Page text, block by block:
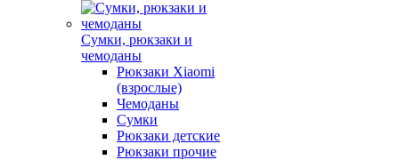
Сумки, рюкзаки и
чемоданы
Рюкзаки Xiaomi
(взрослые)
Чемоданы
Сумки
Рюкзаки детские
Рюкзаки прочие